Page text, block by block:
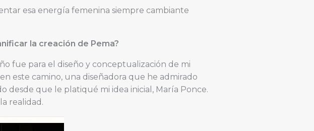
esa energía femenina siempre cambiante
la creación de Pema?
fue para el diseño y conceptualización de mi
este camino, una diseñadora que he admirado
desde que le platiqué mi idea inicial, María Ponce.
realidad.